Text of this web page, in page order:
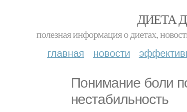
ДИЕТА
полезная информация о диетах,
главная новости
Понимание боли
нестабильность